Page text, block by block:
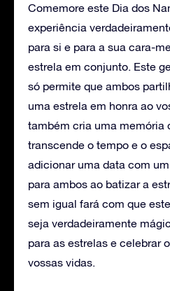
Comemore este Dia dos
experiência
para si e para a sua cara-
estrela em conjunto. Este
só permite que ambos
uma estrela em honra ao
também cria uma memória
transcende o tempo e o
adicionar uma data com
para ambos ao batizar a
sem igual fará com que
seja verdadeiramente
para as estrelas e celebrar
vossas vidas.